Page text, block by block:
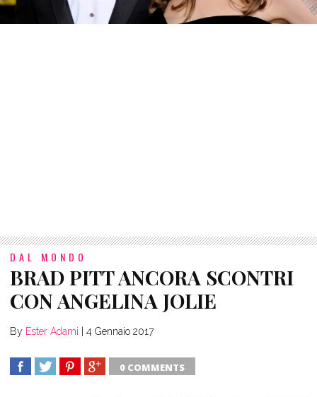
DAL MONDO
BRAD PITT ANCORA SCONTRI
CON ANGELINA JOLIE
By Ester Adami 4 Gennaio 2017
0 COMMENTS